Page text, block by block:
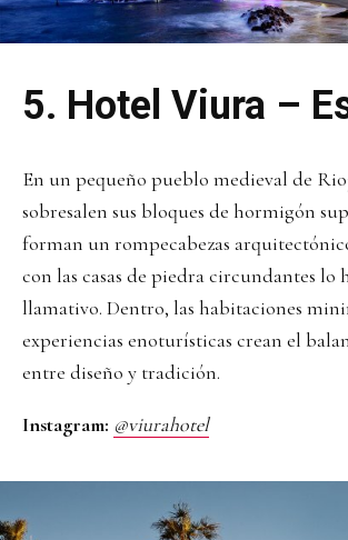
5. Hotel Viura –
En un pequeño pueblo medieval de
sobresalen sus bloques de hormigón
forman un rompecabezas
con las casas de piedra circundantes lo
llamativo. Dentro, las habitaciones
experiencias enoturísticas crean el
entre diseño y tradición.
Instagram: @viurahotel